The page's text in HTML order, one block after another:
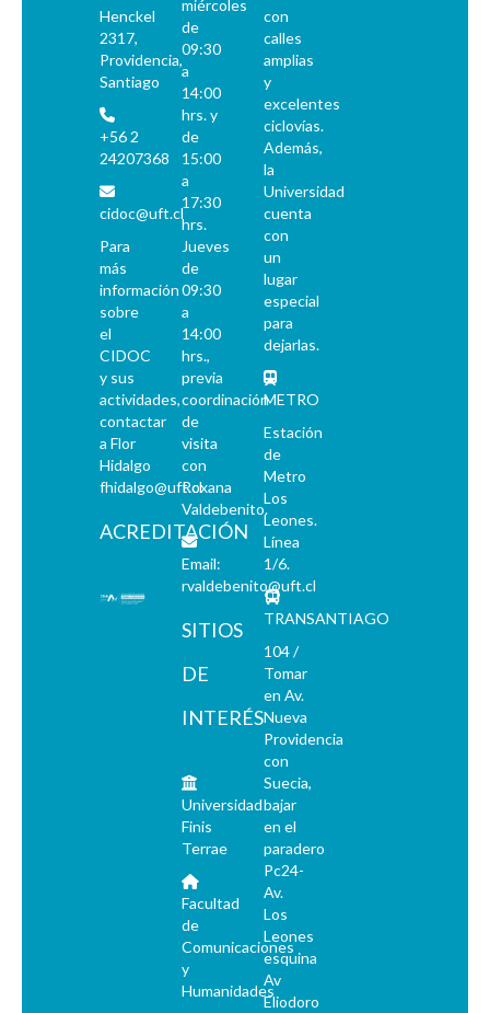
Henckel
2317,
Providencia,
Santiago
+56 2
24207368
cidoc@uft.cl
Para
más
información
sobre
el
CIDOC
y sus
actividades,
contactar
a Flor
Hidalgo
fhidalgo@uft.cl
ACREDITACIÓN
miércoles
de
09:30
a
14:00
hrs. y
de
15:00
a
17:30
hrs.
Jueves
de
09:30
a
14:00
hrs.,
previa
coordinación
de
visita
con
Roxana
Valdebenito.
Email:
rvaldebenito@uft.cl
SITIOS
DE
INTERÉS
Universidad
Finis
Terrae
Facultad
de
Comunicaciones
y
Humanidades
con
calles
amplias
y
excelentes
ciclovías.
Además,
la
Universidad
cuenta
con
un
lugar
especial
para
dejarlas.
METRO
Estación
de
Metro
Los
Leones.
Línea
1/6.
TRANSANTIAGO
104 /
Tomar
en Av.
Nueva
Providencia
con
Suecia,
bajar
en el
paradero
Pc24-
Av.
Los
Leones
esquina
Av
Eliodoro